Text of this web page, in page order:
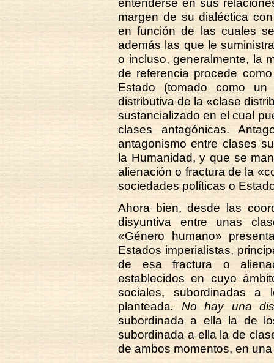
margen de su dialéctica
en función de las cuales
además las que le
o incluso, generalmente, la
de referencia procede
Estado (tomado como
distributiva de la «clase
sustancializado en el cual
clases antagónicas.
antagonismo entre clases
la Humanidad, y que se
alienación o fractura de la
sociedades políticas o
Ahora bien, desde las
disyuntiva entre unas
«Género humano»
Estados imperialistas,
de esa fractura o
establecidos en cuyo
sociales, subordinadas
planteada. No hay una
subordinada a ella la de
subordinada a ella la de
de ambos momentos, en